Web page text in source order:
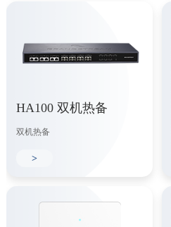
HA100 双机热备
双机热备
>